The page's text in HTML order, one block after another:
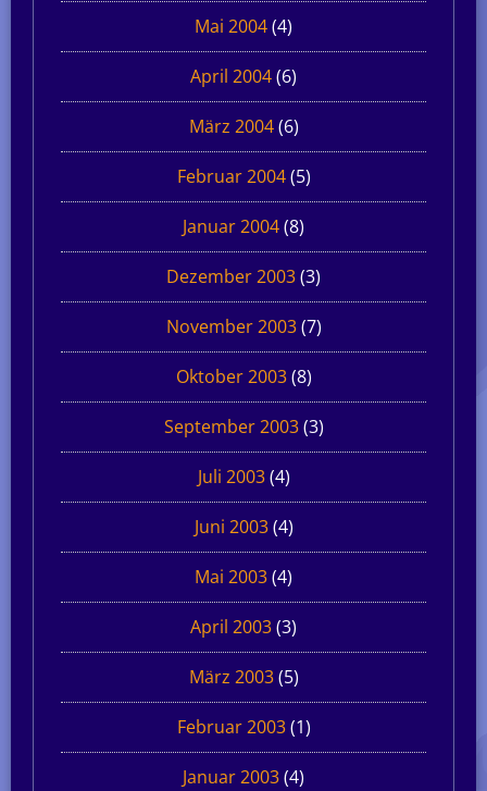
Mai 2004(4)
April 2004(6)
März 2004(6)
Februar 2004(5)
Januar 2004(8)
Dezember 2003(3)
November 2003(7)
Oktober 2003(8)
September 2003(3)
Juli 2003(4)
Juni 2003(4)
Mai 2003(4)
April 2003(3)
März 2003(5)
Februar 2003(1)
Januar 2003(4)